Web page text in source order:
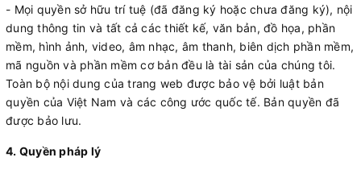
- Mọi quyền sở hữu trí tuệ (đã đăng ký hoặc chưa đăng ký), nội
dung thông tin và tất cả các thiết kế, văn bản, đồ họa, phần
mềm, hình ảnh, video, âm nhạc, âm thanh, biên dịch phần mềm,
mã nguồn và phần mềm cơ bản đều là tài sản của chúng tôi.
Toàn bộ nội dung của trang web được bảo vệ bởi luật bản
quyền của Việt Nam và các công ước quốc tế. Bản quyền đã
được bảo lưu.
4. Quyền pháp lý